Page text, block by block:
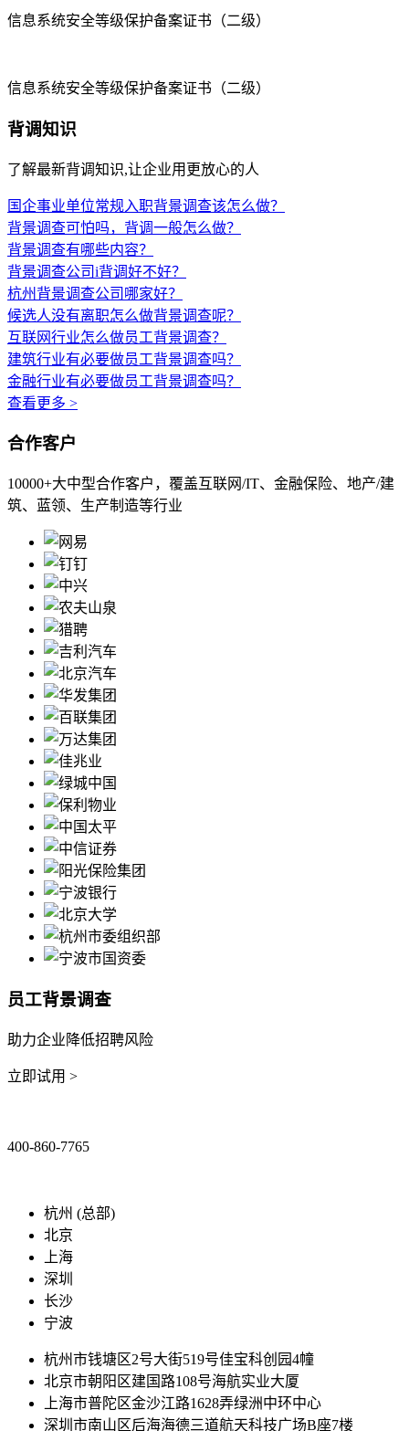
信息系统安全等级保护备案证书（二级）
信息系统安全等级保护备案证书（二级）
背调知识
了解最新背调知识,让企业用更放心的人
国企事业单位常规入职背景调查该怎么做？
背景调查可怕吗，背调一般怎么做？
背景调查有哪些内容？
背景调查公司i背调好不好？
杭州背景调查公司哪家好？
候选人没有离职怎么做背景调查呢？
互联网行业怎么做员工背景调查？
建筑行业有必要做员工背景调查吗？
金融行业有必要做员工背景调查吗？
查看更多 >
合作客户
10000+大中型合作客户，覆盖互联网/IT、金融保险、地产/建
筑、蓝领、生产制造等行业
员工背景调查
助力企业降低招聘风险
立即试用 >
400-860-7765
杭州 (总部)
北京
上海
深圳
长沙
宁波
杭州市钱塘区2号大街519号佳宝科创园4幢
北京市朝阳区建国路108号海航实业大厦
上海市普陀区金沙江路1628弄绿洲中环中心
深圳市南山区后海海德三道航天科技广场B座7楼